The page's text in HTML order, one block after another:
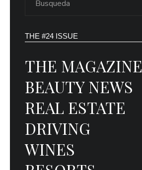
THE #24 ISSUE
THE MAGAZINE
BEAUTY NEWS
REAL ESTATE
DRIVING
WINES